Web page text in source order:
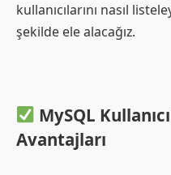
kullanıcılarını nasıl
şekilde ele alacağız.
MySQL
Avantajları